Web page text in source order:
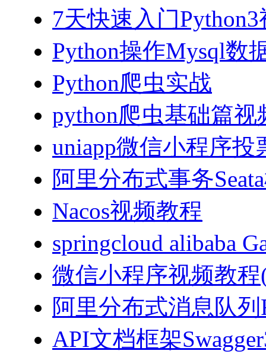
7天快速入门
Python操作Mysql数
Python爬虫实战
python爬虫基础篇视
uniapp微信小程序投
阿里分布式事务
Nacos视频教程
springcloud alibaba
微信小程序视频教程
阿里分布式消息队
API文档框架